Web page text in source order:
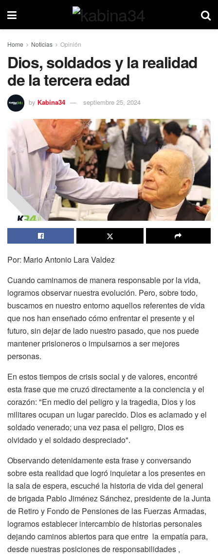
Home Noticias Opinión
Dios, soldados y la realidad
de la tercera edad
by Kabina34 septiembre 25, 2024
Por: Mario Antonio Lara Valdez
Cuando caminamos de manera responsable por la vida,
logramos observar nuestra evolución. Pero, sobre todo,
buscamos en nuestro entorno aquellos referentes de vida
que nos han enseñado cómo enfrentar el presente y el
futuro, sin dejar de lado nuestro pasado, que nos puede
mantener prisioneros o impulsarnos a ser mejores
personas.
En estos tiempos de crisis social y de valores, encontré
esta frase que me cruzó directamente a la conciencia y el
corazón: "En medio del peligro y la tragedia, Dios y los
militares ocupan un lugar parecido. Dios es aclamado y el
soldado venerado; una vez pasa el peligro, Dios es
olvidado y el soldado despreciado".
Observando detenidamente esta frase y conversando
sobre esta realidad que logró inquietar a los presentes en
la sala de espera, escuché la historia de vida del general
de brigada Pablo Jiménez Sánchez, presidente de la Junta
de Retiro y Fondo de Pensiones de las Fuerzas Armadas,
logramos establecer intercambio de historias personales
dejando caminos abiertos para que entre la empatía para,
desde nuestras posiciones de responsabilidades ,